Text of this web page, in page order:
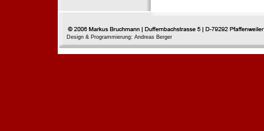
Design & Programmierung: Andreas Berger